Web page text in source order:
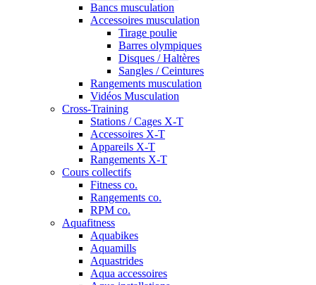
Bancs musculation
Accessoires musculation
Tirage poulie
Barres olympiques
Disques / Haltères
Sangles / Ceintures
Rangements musculation
Vidéos Musculation
Cross-Training
Stations / Cages X-T
Accessoires X-T
Appareils X-T
Rangements X-T
Cours collectifs
Fitness co.
Rangements co.
RPM co.
Aquafitness
Aquabikes
Aquamills
Aquastrides
Aqua accessoires